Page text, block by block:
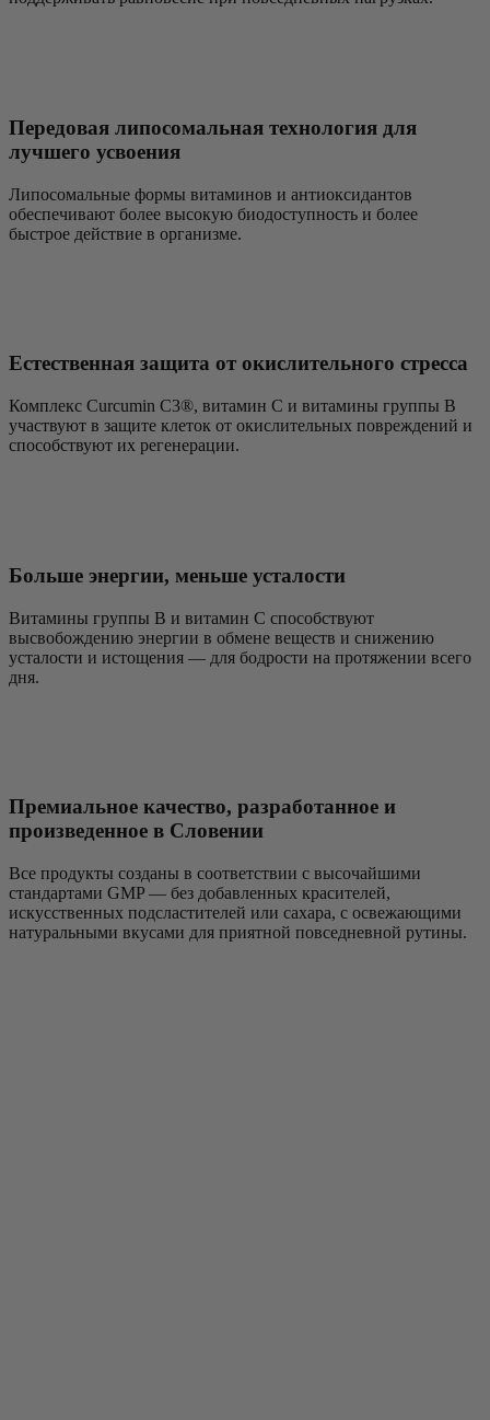
Передовая липосомальная технология для
лучшего усвоения
Липосомальные формы витаминов и антиоксидантов
обеспечивают более высокую биодоступность и более
быстрое действие в организме.
Естественная защита от окислительного стресса
Комплекс Curcumin C3®, витамин C и витамины группы B
участвуют в защите клеток от окислительных повреждений и
способствуют их регенерации.
Больше энергии, меньше усталости
Витамины группы B и витамин C способствуют
высвобождению энергии в обмене веществ и снижению
усталости и истощения — для бодрости на протяжении всего
дня.
Премиальное качество, разработанное и
произведенное в Словении
Все продукты созданы в соответствии с высочайшими
стандартами GMP — без добавленных красителей,
искусственных подсластителей или сахара, с освежающими
натуральными вкусами для приятной повседневной рутины.